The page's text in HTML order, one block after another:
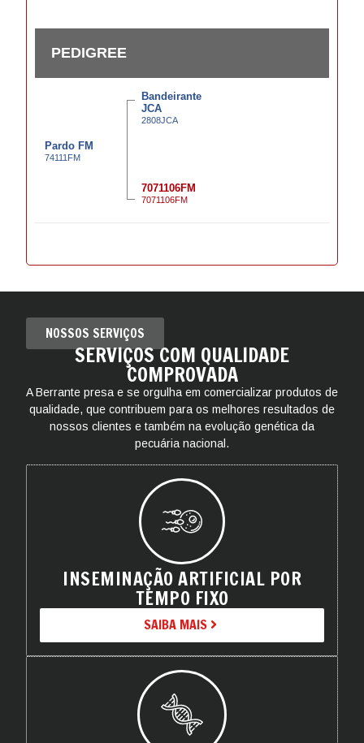
NOSSOS SERVIÇOS
SERVIÇOS COM QUALIDADE
COMPROVADA
A Berrante presa e se orgulha em comercializar produtos de
qualidade, que contribuem para os melhores resultados de
nossos clientes e também na evolução genética da
pecuária nacional.
INSEMINAÇÃO ARTIFICIAL POR
TEMPO FIXO
SAIBA MAIS